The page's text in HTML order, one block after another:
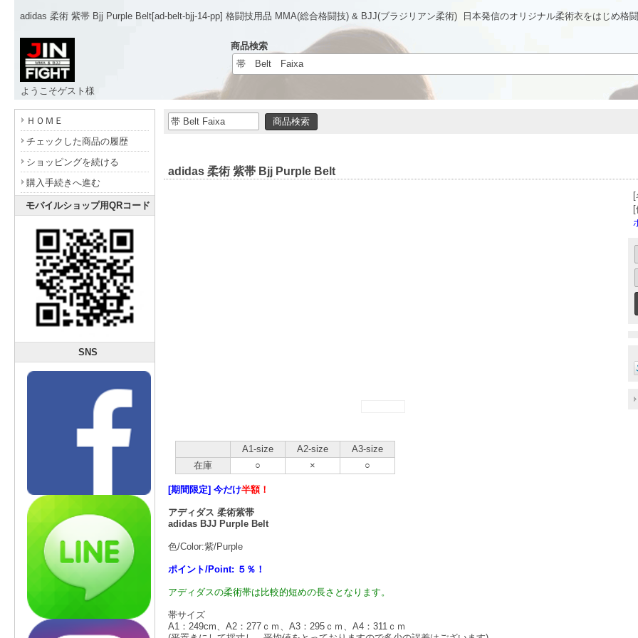
adidas 柔術 紫帯 Bjj Purple Belt[ad-belt-bjj-14-pp] 格闘技用品 MMA(総合格闘技) & BJJ(ブラジリアン柔術) 日本発信のオリジナル柔術衣をはじめ格
- www.jinfight.com -
商品検索
ようこそゲスト様
adidas 柔術 紫帯 Bjj Purple Belt
A1-size A2-size
A3-size
在庫
○ × ○
[期間限定] 今だけ半額！
アディダス 柔術紫帯
adidas BJJ Purple Belt
色/Color:紫/Purple
ポイント/Point: ５％！
アディダスの柔術帯は比較的短めの長さとなります。
帯サイズ
A1：249cm、A2：277ｃｍ、A3：295ｃｍ、A4：311ｃｍ
ＨＯＭＥ
チェックした商品の履歴
ショッピングを続ける
購入手続きへ進む
モバイルショップ用QRコード
SNS